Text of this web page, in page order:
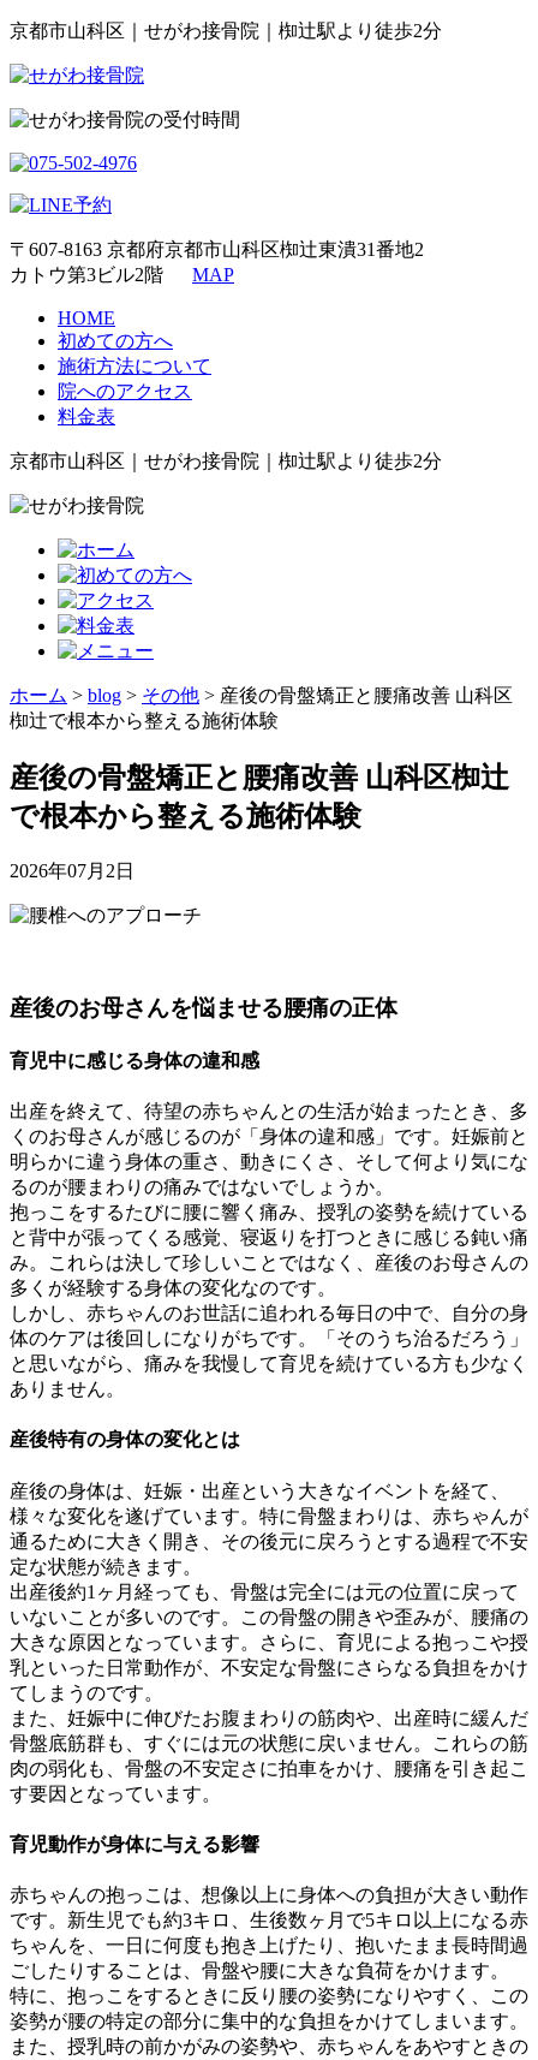
京都市山科区｜せがわ接骨院｜椥辻駅より徒歩2分
〒607-8163 京都府京都市山科区椥辻東潰31番地2
カトウ第3ビル2階 MAP
HOME
初めての方へ
施術方法について
院へのアクセス
料金表
京都市山科区｜せがわ接骨院｜椥辻駅より徒歩2分
ホーム > blog > その他 > 産後の骨盤矯正と腰痛改善 山科区
椥辻で根本から整える施術体験
産後の骨盤矯正と腰痛改善 山科区椥辻
で根本から整える施術体験
2026年07月2日
産後のお母さんを悩ませる腰痛の正体
育児中に感じる身体の違和感
出産を終えて、待望の赤ちゃんとの生活が始まったとき、多
くのお母さんが感じるのが「身体の違和感」です。妊娠前と
明らかに違う身体の重さ、動きにくさ、そして何より気にな
るのが腰まわりの痛みではないでしょうか。
抱っこをするたびに腰に響く痛み、授乳の姿勢を続けている
と背中が張ってくる感覚、寝返りを打つときに感じる鈍い痛
み。これらは決して珍しいことではなく、産後のお母さんの
多くが経験する身体の変化なのです。
しかし、赤ちゃんのお世話に追われる毎日の中で、自分の身
体のケアは後回しになりがちです。「そのうち治るだろう」
と思いながら、痛みを我慢して育児を続けている方も少なく
ありません。
産後特有の身体の変化とは
産後の身体は、妊娠・出産という大きなイベントを経て、
様々な変化を遂げています。特に骨盤まわりは、赤ちゃんが
通るために大きく開き、その後元に戻ろうとする過程で不安
定な状態が続きます。
出産後約1ヶ月経っても、骨盤は完全には元の位置に戻って
いないことが多いのです。この骨盤の開きや歪みが、腰痛の
大きな原因となっています。さらに、育児による抱っこや授
乳といった日常動作が、不安定な骨盤にさらなる負担をかけ
てしまうのです。
また、妊娠中に伸びたお腹まわりの筋肉や、出産時に緩んだ
骨盤底筋群も、すぐには元の状態に戻いません。これらの筋
肉の弱化も、骨盤の不安定さに拍車をかけ、腰痛を引き起こ
す要因となっています。
育児動作が身体に与える影響
赤ちゃんの抱っこは、想像以上に身体への負担が大きい動作
です。新生児でも約3キロ、生後数ヶ月で5キロ以上になる赤
ちゃんを、一日に何度も抱き上げたり、抱いたまま長時間過
ごしたりすることは、骨盤や腰に大きな負荷をかけます。
特に、抱っこをするときに反り腰の姿勢になりやすく、この
姿勢が腰の特定の部分に集中的な負担をかけてしまいます。
また、授乳時の前かがみの姿勢や、赤ちゃんをあやすときの